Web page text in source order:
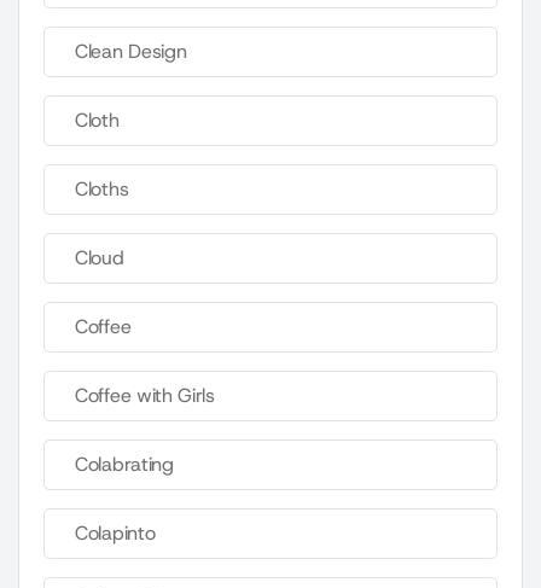
Clean Design
Cloth
Cloths
Cloud
Coffee
Coffee with Girls
Colabrating
Colapinto